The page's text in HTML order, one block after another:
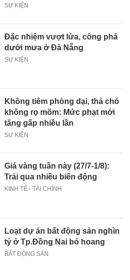
SỰ KIỆN
Đặc nhiệm vượt lửa, công phá
dưới mưa ở Đà Nẵng
SỰ KIỆN
Không tiêm phòng dại, thả chó
không rọ mõm: Mức phạt mới
tăng gấp nhiều lần
SỰ KIỆN
Giá vàng tuần này (27/7-1/8):
Trải qua nhiều biến động
KINH TẾ - TÀI CHÍNH
Loạt dự án bất động sản nghìn
tỷ ở Tp.Đồng Nai bỏ hoang
BẤT ĐỘNG SẢN